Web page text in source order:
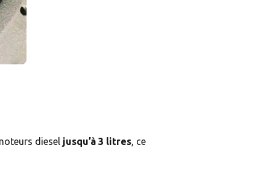
diesel jusqu’à 3 litres, ce